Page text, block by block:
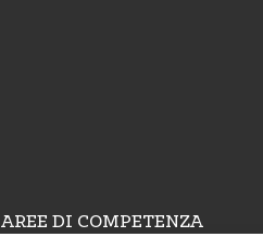
AREE DI COMPETENZA